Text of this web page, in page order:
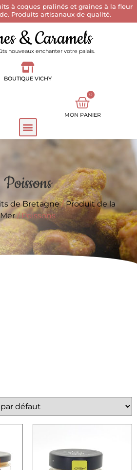
à coques pralinés et graines à la fleur
Produits artisanaux de qualité.
& Caramels
nouveaux enchanter votre palais.
BOUTIQUE VICHY
0
MON PANIER
Poissons
de Bretagne/Produit de la
Mer/ Poissons